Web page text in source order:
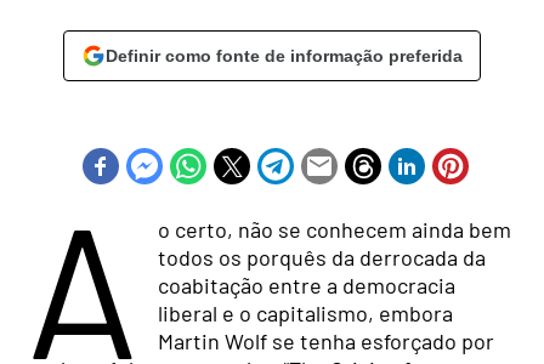
Definir como fonte de informação preferida
A
o certo, não se conhecem ainda bem
todos os porquês da derrocada da
coabitação entre a democracia
liberal e o capitalismo, embora
Martin Wolf se tenha esforçado por